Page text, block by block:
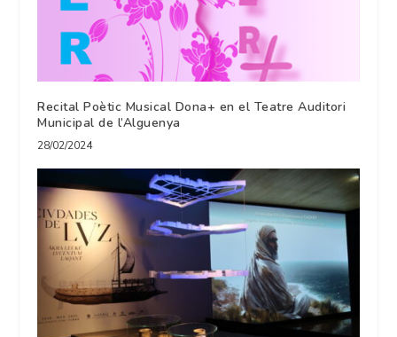
Recital Poètic Musical Dona+ en el Teatre Auditori
Municipal de l’Alguenya
28/02/2024